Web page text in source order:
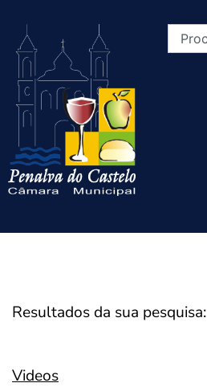
Resultados da sua pesquisa:
Videos